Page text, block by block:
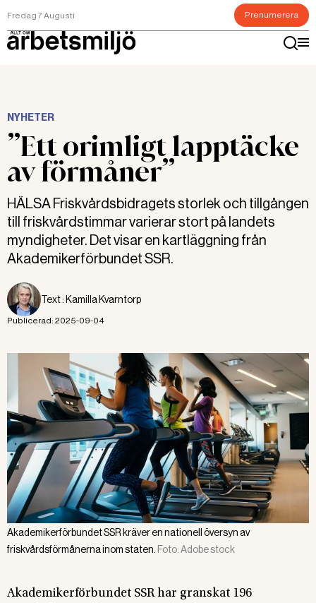
Fredag 7 Augusti Prenumerera
NYHETER
”Ett orimligt lapptäcke
av förmåner”
HÄLSA Friskvårdsbidragets storlek och tillgången
till friskvårdstimmar varierar stort på landets
myndigheter. Det visar en kartläggning från
Akademikerförbundet SSR.
Text : Kamilla Kvarntorp
Publicerad: 2025-09-04
Akademikerförbundet SSR kräver en nationell översyn av
friskvårdsförmånerna inom staten. Foto:Adobe stock
Akademikerförbundet SSR har granskat 196